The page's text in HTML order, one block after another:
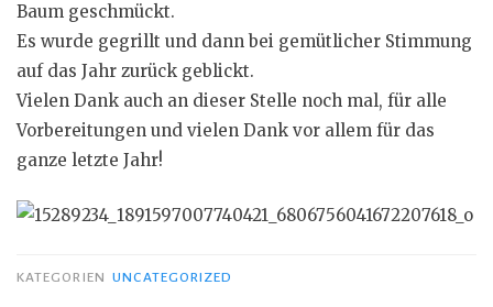
Baum geschmückt.
Es wurde gegrillt und dann bei gemütlicher Stimmung
auf das Jahr zurück geblickt.
Vielen Dank auch an dieser Stelle noch mal, für alle
Vorbereitungen und vielen Dank vor allem für das
ganze letzte Jahr!
KATEGORIEN UNCATEGORIZED